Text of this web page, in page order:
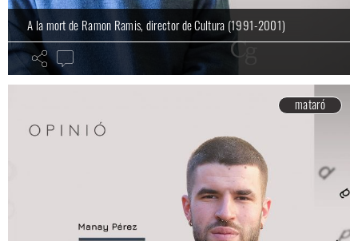
A la mort de Ramon Ramis, director de Cultura (1991-2001)
mataró